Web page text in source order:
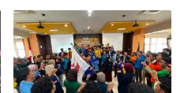
kepada Petani Desa
Baruga